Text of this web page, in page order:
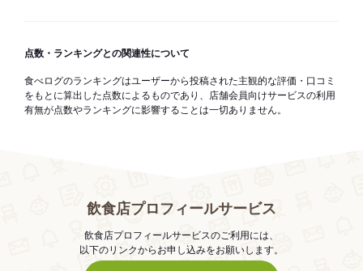
点数・ランキングとの関連性について
食べログのランキングはユーザーから投稿された主観的な評価・口コミ
をもとに算出した点数によるものであり、店舗会員向けサービスの利用
有無が点数やランキングに影響することは一切ありません。
飲食店プロフィールサービス
飲食店プロフィールサービスのご利用には、
以下のリンクからお申し込みをお願いします。